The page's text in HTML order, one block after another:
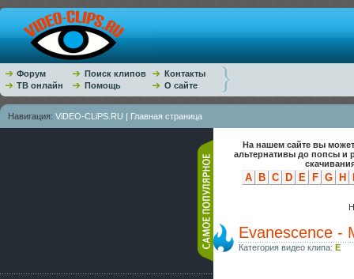
Форум Поиск клипов
Контакты
ТВ онлайн
Помощь О сайте
Навигация: ViDEO-CLiPS.RU | Главная страница
На нашем сайте вы
альтернативы до попсы и
A B C D E F G H
Evanescence -
Категория видео клипа: E